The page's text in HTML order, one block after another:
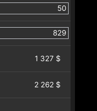
1 327 $
2 262 $